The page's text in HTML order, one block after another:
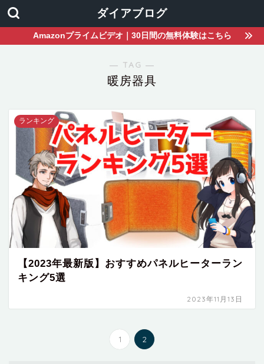
ダイアブログ
Amazonプライムビデオ｜30日間の無料体験はこちら
― TAG ―
暖房器具
ランキング
【2023年最新版】おすすめパネルヒーターラン
キング5選
2023年11月13日
1 2